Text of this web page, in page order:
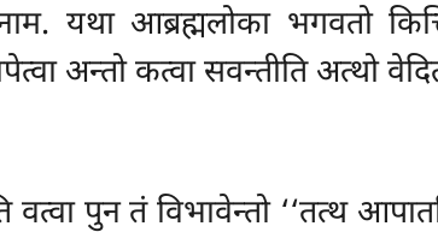
यथा आब्रह्मलोका भगवतो
अन्तो कत्वा सवन्तीति अत्थो
पुन तं विभावेन्तो ‘‘तत्थ